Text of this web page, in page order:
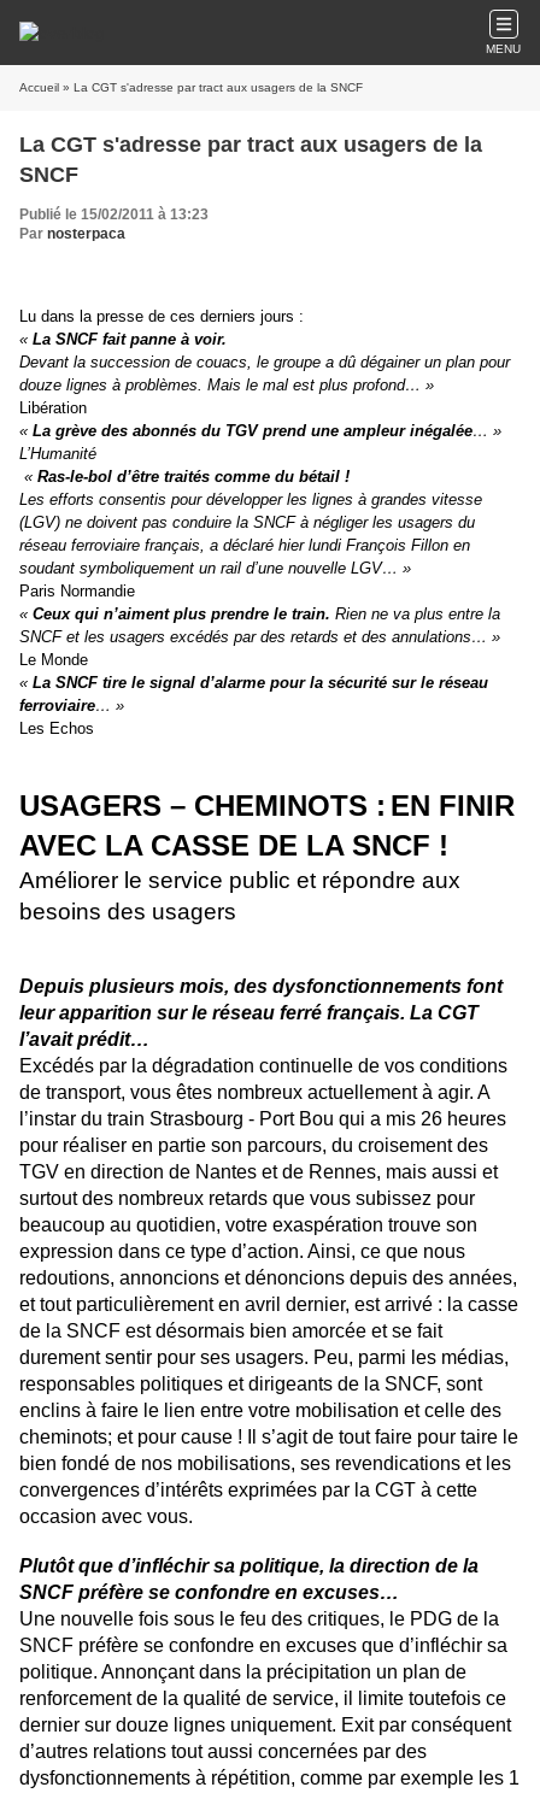
MENU
Accueil » La CGT s'adresse par tract aux usagers de la SNCF
La CGT s'adresse par tract aux usagers de la
SNCF
Publié le 15/02/2011 à 13:23
Par nosterpaca
Lu dans la presse de ces derniers jours :
« La SNCF fait panne à voir.
Devant la succession de couacs, le groupe a dû dégainer un plan pour
douze lignes à problèmes. Mais le mal est plus profond… »
Libération
« La grève des abonnés du TGV prend une ampleur inégalée… »
L’Humanité
« Ras-le-bol d’être traités comme du bétail !
Les efforts consentis pour développer les lignes à grandes vitesse
(LGV) ne doivent pas conduire la SNCF à négliger les usagers du
réseau ferroviaire français, a déclaré hier lundi François Fillon en
soudant symboliquement un rail d’une nouvelle LGV… »
Paris Normandie
« Ceux qui n’aiment plus prendre le train. Rien ne va plus entre la
SNCF et les usagers excédés par des retards et des annulations… »
Le Monde
« La SNCF tire le signal d’alarme pour la sécurité sur le réseau
ferroviaire… »
Les Echos
USAGERS – CHEMINOTS : EN FINIR
AVEC LA CASSE DE LA SNCF !
Améliorer le service public et répondre aux
besoins des usagers
Depuis plusieurs mois, des dysfonctionnements font
leur apparition sur le réseau ferré français. La CGT
l’avait prédit…
Excédés par la dégradation continuelle de vos conditions
de transport, vous êtes nombreux actuellement à agir. A
l’instar du train Strasbourg - Port Bou qui a mis 26 heures
pour réaliser en partie son parcours, du croisement des
TGV en direction de Nantes et de Rennes, mais aussi et
surtout des nombreux retards que vous subissez pour
beaucoup au quotidien, votre exaspération trouve son
expression dans ce type d’action. Ainsi, ce que nous
redoutions, annoncions et dénoncions depuis des années,
et tout particulièrement en avril dernier, est arrivé : la casse
de la SNCF est désormais bien amorcée et se fait
durement sentir pour ses usagers. Peu, parmi les médias,
responsables politiques et dirigeants de la SNCF, sont
enclins à faire le lien entre votre mobilisation et celle des
cheminots; et pour cause ! Il s’agit de tout faire pour taire le
bien fondé de nos mobilisations, ses revendications et les
convergences d’intérêts exprimées par la CGT à cette
occasion avec vous.
Plutôt que d’infléchir sa politique, la direction de la
SNCF préfère se confondre en excuses…
Une nouvelle fois sous le feu des critiques, le PDG de la
SNCF préfère se confondre en excuses que d’infléchir sa
politique. Annonçant dans la précipitation un plan de
renforcement de la qualité de service, il limite toutefois ce
dernier sur douze lignes uniquement. Exit par conséquent
d’autres relations tout aussi concernées par des
dysfonctionnements à répétition, comme par exemple les 1